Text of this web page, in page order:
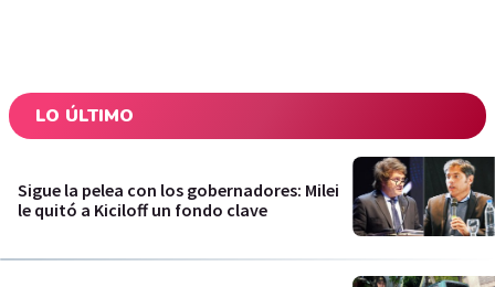
LO ÚLTIMO
Sigue la pelea con los gobernadores: Milei
le quitó a Kiciloff un fondo clave